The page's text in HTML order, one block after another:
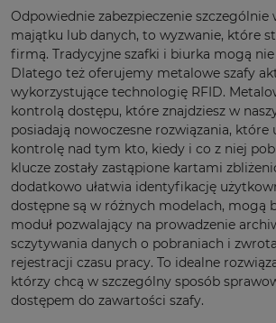
Odpowiednie zabezpieczenie
majątku lub danych, to wyzwanie, które
firmą. Tradycyjne szafki i biurka mogą
Dlatego też oferujemy metalowe szafy
wykorzystujące technologię RFID.
kontrolą dostępu, które znajdziesz w
posiadają nowoczesne rozwiązania, które
kontrolę nad tym kto, kiedy i co z niej
klucze zostały zastąpione kartami
dodatkowo ułatwia identyfikację
dostępne są w różnych modelach, mogą
moduł pozwalający na prowadzenie
sczytywania danych o pobraniach i
rejestracji czasu pracy. To idealne
którzy chcą w szczególny sposób
dostępem do zawartości szafy.